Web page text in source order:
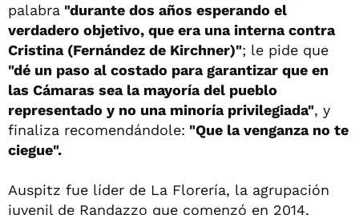
palabra "durante dos años esperando el
verdadero objetivo, que era una interna contra
Cristina (Fernández de Kirchner)"; le pide que
"dé un paso al costado para garantizar que en
las Cámaras sea la mayoría del pueblo
representado y no una minoría privilegiada", y
finaliza recomendándole: "Que la venganza no te
ciegue".
Auspitz fue líder de La Florería, la agrupación
juvenil de Randazzo que comenzó en 2014,